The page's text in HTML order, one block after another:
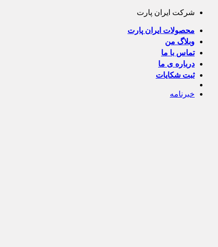
Skip
content
شرکت ایران پارت
محصولات ایران پارت
وبلاگ من
تماس با ما
درباره ی ما
ثبت شکایات
خبرنامه